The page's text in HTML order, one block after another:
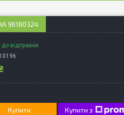
96180324
до відправки
Купити Купити з